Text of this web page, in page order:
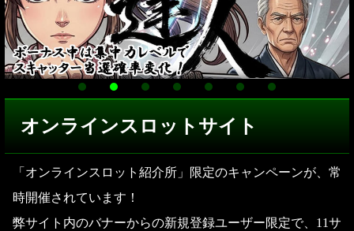
オンラインスロットサイト
「オンラインスロット紹介所」限定のキャンペーンが、常
時開催されています！
弊サイト内のバナーからの新規登録ユーザー限定で、11サ